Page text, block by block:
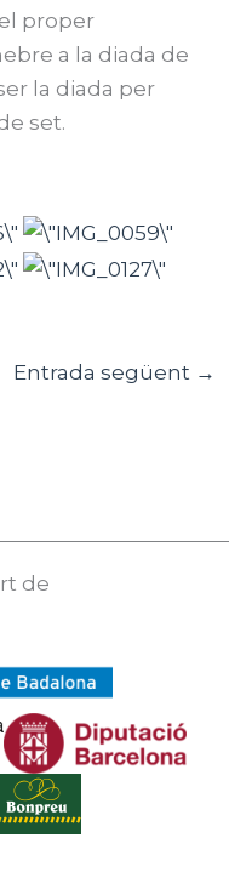
proper
a la diada de
la diada per
set.
Entrada següent →
de